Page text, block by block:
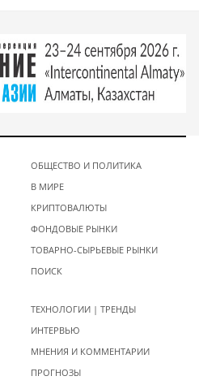
ОБЩЕСТВО И ПОЛИТИКА
В МИРЕ
КРИПТОВАЛЮТЫ
ФОНДОВЫЕ РЫНКИ
ТОВАРНО-СЫРЬЕВЫЕ РЫНКИ
ПОИСК
ТЕХНОЛОГИИ | ТРЕНДЫ
ИНТЕРВЬЮ
МНЕНИЯ И КОММЕНТАРИИ
ПРОГНОЗЫ